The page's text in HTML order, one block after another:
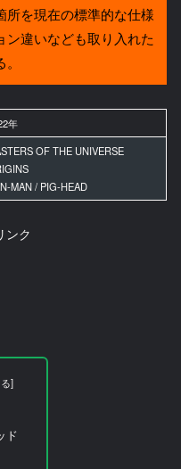
所を現在の標準的な仕様
違いなども取り入れた
年
OF THE UNIVERSE
MAN / PIG-HEAD
ンク
ド